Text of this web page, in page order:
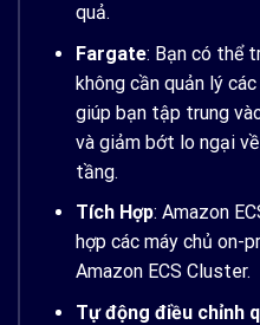
quả.
Fargate: Bạn có thể
không cần quản lý
giúp bạn tập trung
và giảm bớt lo ngại
tầng.
Tích Hợp: Amazon
hợp các máy chủ on-
Amazon ECS Cluster.
Tự động điều chỉnh